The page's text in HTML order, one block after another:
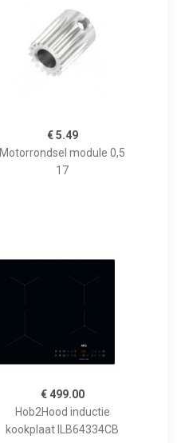
€ 5.49
Motorrondsel module 0,5
17
€ 499.00
Hob2Hood inductie
kookplaat ILB64334CB